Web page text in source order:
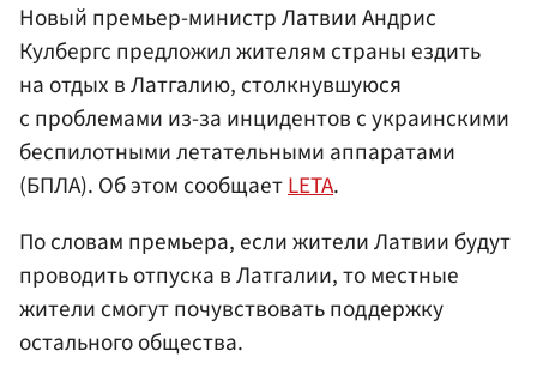
Новый премьер-министр Латвии Андрис
Кулбергс предложил жителям страны ездить
на отдых в Латгалию, столкнувшуюся
с проблемами из-за инцидентов с украинскими
беспилотными летательными аппаратами
(БПЛА). Об этом сообщаетLETA.
По словам премьера, если жители Латвии будут
проводить отпуска в Латгалии, то местные
жители смогут почувствовать поддержку
остального общества.